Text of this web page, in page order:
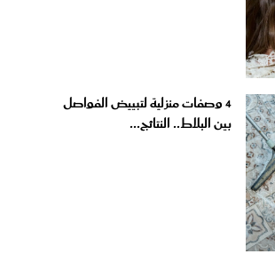
4 وصفات منزلية لتبييض الفواصل
بين البلاط.. النتائج...